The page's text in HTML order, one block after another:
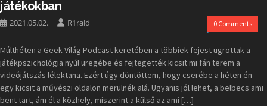
játékokban
2021.05.02. R1rald 0 Comments
Múlthéten a Geek Világ Podcast keretében a többiek fejest ugrottak a
játékpszichológia nyúl üregébe és fejtegették kicsit mi fán terem a
videójátszás lélektana. Ezért úgy döntöttem, hogy cserébe a héten én
egy kicsit a művészi oldalon merülnék alá. Ugyanis jól lehet, a belbecs ami
bent tart, ám él a közhely, miszerint a külső az ami […]